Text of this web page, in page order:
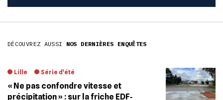
DÉCOUVREZ AUSSI NOS DERNIÈRES ENQUÊTES
Lille Série d'été
« Ne pas confondre vitesse et
précipitation » : sur la friche EDF‐